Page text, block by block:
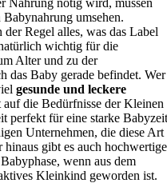
umsehen.
Regel alles, was das Label
wichtig für die
Alter und zu der
das Baby gerade befindet. Wer
gesunde und leckere
die Bedürfnisse der Kleinen
perfekt für eine starke Babyzeit
Unternehmen, die diese Art
gibt es auch hochwertige
wenn aus dem
Kleinkind geworden ist.